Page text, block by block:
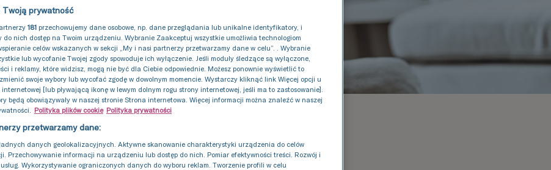
Twoją prywatność
181 przechowujemy dane osobowe, np. dane przeglądania lub unikalne identyfikatory, i
do nich dostęp na Twoim urządzeniu. Wybranie Zaakceptuj wszystkie umożliwia technologiom
celów wskazanych w sekcji „My i nasi partnerzy przetwarzamy dane w celu”. . Wybranie
lub wycofanie Twojej zgody spowoduje ich wyłączenie. Jeśli moduły śledzące są wyłączone,
i reklamy, które widzisz, mogą nie być dla Ciebie odpowiednie. Możesz ponownie wyświetlić to
swoje wybory lub wycofać zgodę w dowolnym momencie. Wystarczy kliknąć link Więcej opcji u
internetowej [lub pływającą ikonę w lewym dolnym rogu strony internetowej, jeśli ma to zastosowanie].
będą obowiązywały w naszej stronie Strona internetowa. Więcej informacji można znaleźć w naszej
Polityka plików cookie Polityka prywatności
przetwarzamy dane:
danych geolokalizacyjnych. Aktywne skanowanie charakterystyki urządzenia do celów
Przechowywanie informacji na urządzeniu lub dostęp do nich. Pomiar efektywności treści. Rozwój i
Wykorzystywanie ograniczonych danych do wyboru reklam. Tworzenie profili w celu